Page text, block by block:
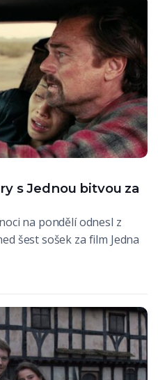
s Jednou bitvou za
na pondělí odnesl z
šest sošek za film Jedna